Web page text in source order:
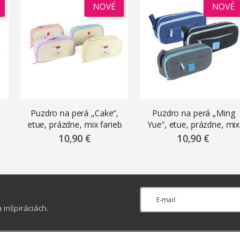
NOVÉ
Puzdro na perá „Cake“,
etue, prázdne, mix farieb
10,90 €
NOVÉ
Puzdro na perá „Ming
Yue“, etue, prázdne, mix
farieb
10,90 €